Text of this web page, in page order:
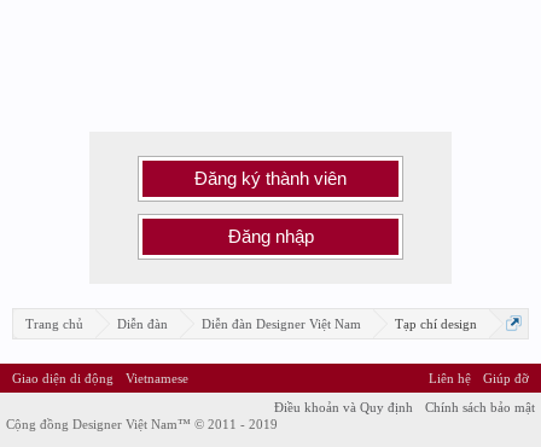
Đăng ký thành viên
Đăng nhập
Trang chủ Diễn đàn Diễn đàn Designer Việt Nam Tạp chí design
Giao diện di động Vietnamese Liên hệ
Giúp đỡ
Điều khoản và Quy định
Chính sách bảo mật
Cộng đồng Designer Việt Nam™ © 2011 - 2019